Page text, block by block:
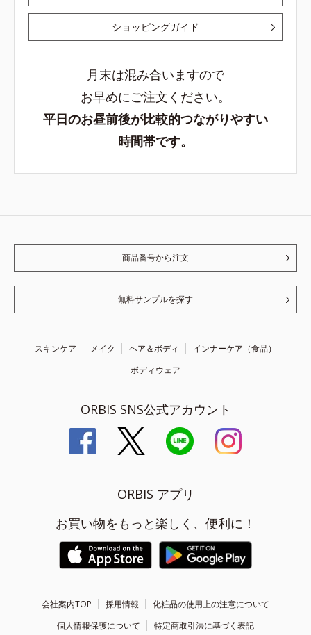
ショッピングガイド
月末は混み合いますので
お早めにご注文ください。
平日のお昼前後が比較的つながりやすい
時間帯です。
商品番号から注文
無料サンプルを探す
スキンケア メイク ヘア＆ボディ
インナーケア（食品）
ボディウェア
ORBIS SNS公式アカウント
ORBIS アプリ
お買い物をもっと楽しく、便利に！
会社案内TOP 採用情報
化粧品の使用上の注意について
個人情報保護について
特定商取引法に基づく表記